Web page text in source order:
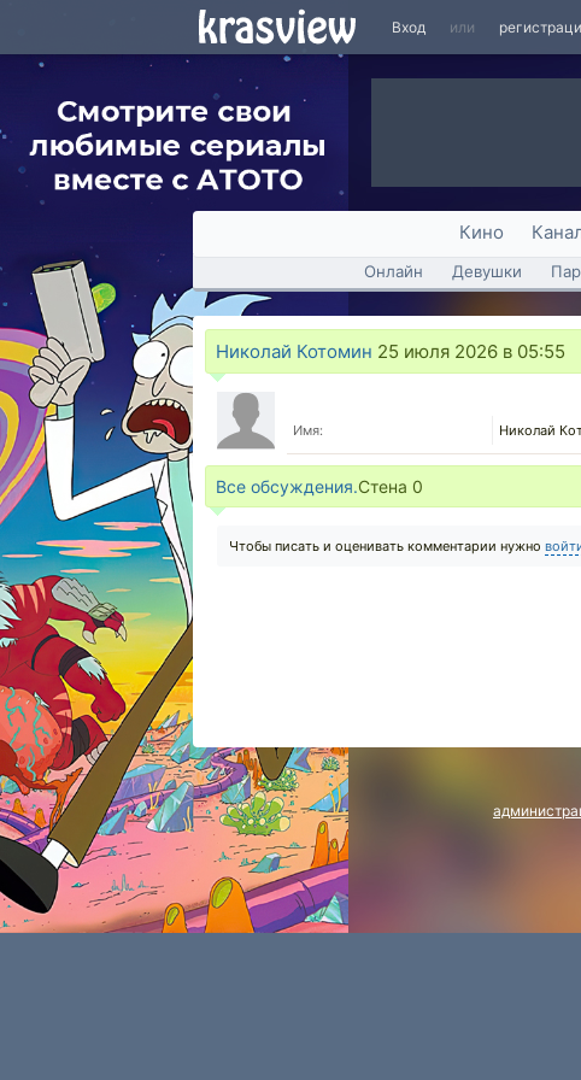
Вход или
Кино
Онлайн Девушки
Николай Котомин 25 июля 2026 в 05:55
Имя: Николай
Все обсуждения.Стена 0
Чтобы писать и оценивать комментарии нужно